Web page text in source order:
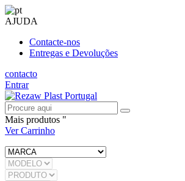
AJUDA
Contacte-nos
Entregas e Devoluções
contacto
Entrar
Mais produtos "
Ver Carrinho